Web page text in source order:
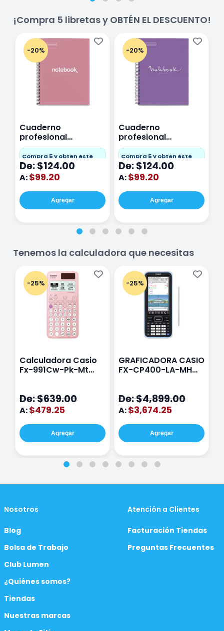
¡Compra 5 libretas y OBTÉN EL DESCUENTO!
-20%
Cuaderno
profesional
Miquelrius Emotions
Cuadro Chico 80
hojas Rosa
Compra 5 y obten este
dto.
De: $124.00
A:$99.20
Agregar
-20%
Cuaderno
profesional
Miquelrius Emotions
raya 80 hojas
Purpura
Compra 5 y obten este
dto.
De: $124.00
A:$99.20
Agregar
Tenemos la calculadora que necesitas
-25%
Calculadora Casio
Fx-991Cw-Pk-Mt
De: $639.00
A:$479.25
Agregar
-25%
GRAFICADORA CASIO
FX-CP400-LA-MH
De: $4,899.00
A:$3,674.25
Agregar
Nosotros
Blog
Bolsa de Trabajo
Club Lumen
¿Quiénes somos?
Tiendas
Nuestras marcas
Atención a Clientes
Facturación Tiendas
Preguntas Frecuentes